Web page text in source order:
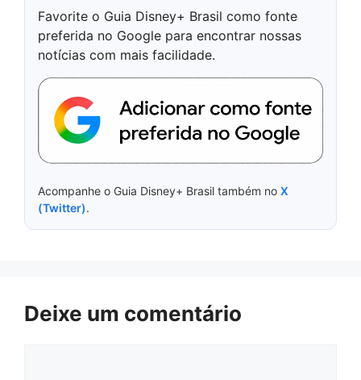
Favorite o Guia Disney+ Brasil como fonte
preferida no Google para encontrar nossas
notícias com mais facilidade.
Acompanhe o Guia Disney+ Brasil também no X
(Twitter).
Deixe um comentário